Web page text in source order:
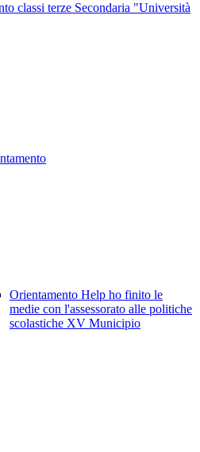
classi terze Secondaria "Università
Orientamento Help ho finito le
medie con l'assessorato alle politiche
scolastiche XV Municipio